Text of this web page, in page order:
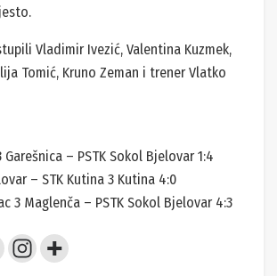
Vladimir Ivezić, Valentina Kuzmek,
Tomić, Kruno Zeman i trener Vlatko
Garešnica – PSTK Sokol Bjelovar 1:4
– STK Kutina 3 Kutina 4:0
3 Maglenča – PSTK Sokol Bjelovar 4:3